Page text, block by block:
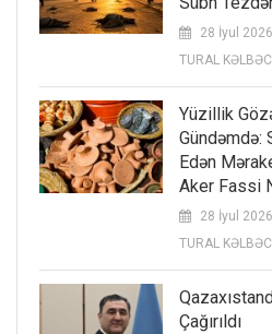
28 İyul 2026
TURAL
Yüzillik
Gündəmdə:
Edən
Aker Fassi
28 İyul 2026
TURAL
Çağırıldı